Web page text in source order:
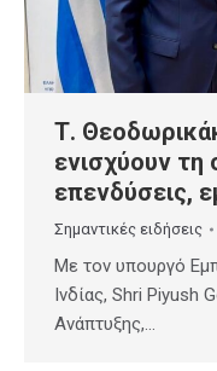
Τ.
ενισχύουν τη
επενδύσεις,
Σημαντικές ειδήσεις
Με τον υπουργό
Ινδίας, Shri Piyush
Ανάπτυξης,…